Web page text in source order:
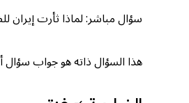
سؤال مباشر: لماذا ثأرت إيران
هذا السؤال ذاته هو جواب سؤال